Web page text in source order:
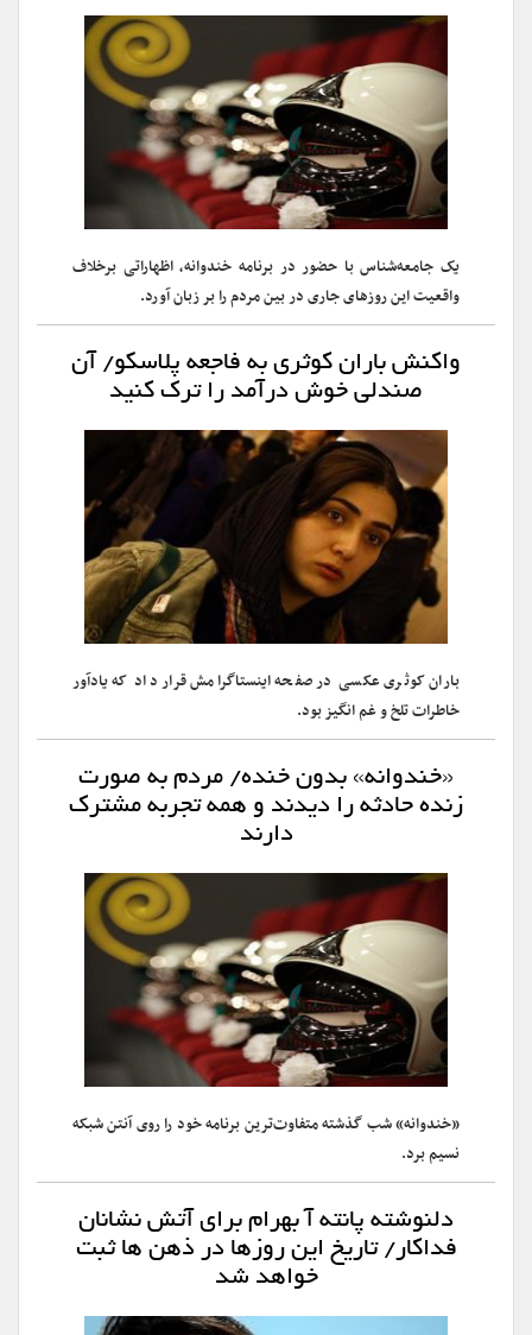
یک جامعه‌شناس با حضور در برنامه خندوانه، اظهاراتی برخلاف
واقعیت این روزهای جاری در بین مردم را بر زبان آورد.
واکنش باران کوثری به فاجعه پلاسکو/ آن
صندلى خوش درآمد را ترک کنید
باران کوثری عکسی در صفحه اینستاگرامش قرار داد که یادآور
خاطرات تلخ و غم انگیز بود.
«خندوانه» بدون خنده/ مردم به صورت
زنده حادثه را دیدند و همه تجربه مشترک
دارند
«خندوانه» شب گذشته متفاوت‌ترین برنامه خود را روی آنتن شبکه
نسیم برد.
دلنوشته پانته آ بهرام برای آتش نشانان
فداکار/ تاریخ این روزها در ذهن ها ثبت
خواهد شد